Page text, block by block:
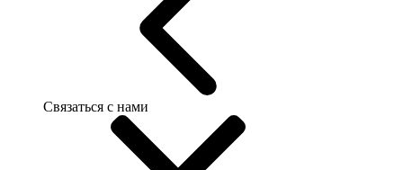
Связаться с нами